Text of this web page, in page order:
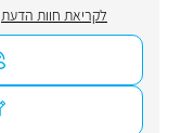
לקריאת חוות הדעת